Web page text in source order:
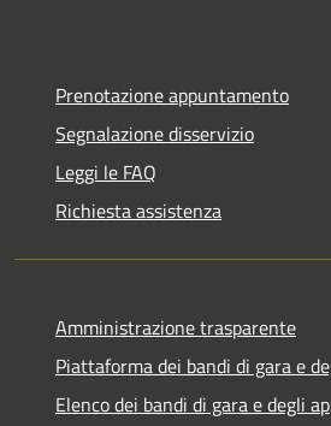
Prenotazione appuntamento
Segnalazione disservizio
Leggi le FAQ
Richiesta assistenza
Amministrazione trasparente
Piattaforma dei bandi di gara e
Elenco dei bandi di gara e degli